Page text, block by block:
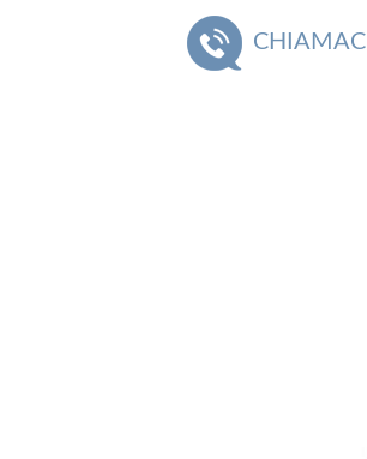
CHIAMACI